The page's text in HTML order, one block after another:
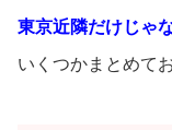
東京近隣だけじゃ
いくつかまとめて